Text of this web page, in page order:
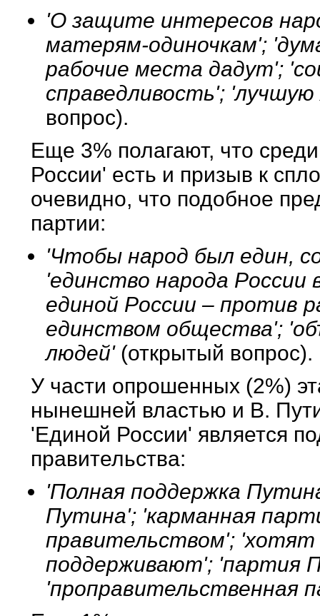
'О защите интересов
матерям-одиночкам';
рабочие места дадут';
справедливость';
вопрос).
Еще 3% полагают, что
России' есть и призыв к
очевидно, что подобное
партии:
'Чтобы народ был един,
'единство народа России
единой России – против
единством общества';
людей' (открытый вопрос).
У части опрошенных (2%)
нынешней властью и В.
'Единой России' является
правительства:
'Полная поддержка
Путина'; 'карманная
правительством'; 'хотят
поддерживают'; 'партия
'проправительственная